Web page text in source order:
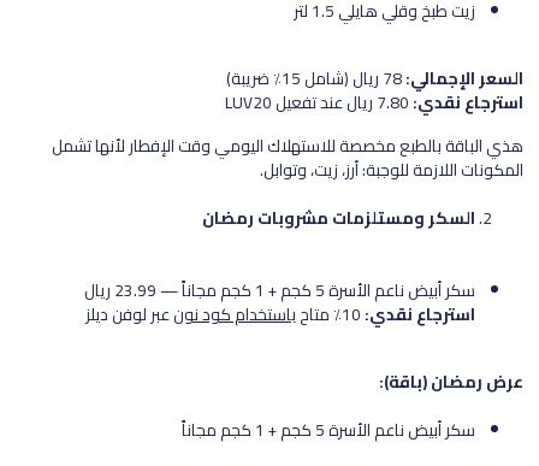
زيت طبخ وقلي هايلي 1.5 لتر
السعر الإجمالي:78 ريال (شامل 15٪ ضريبة)
استرجاع نقدي:
هذي الباقة بالطبع مخصصة للاستهلاك اليومي وقت الإفطار لأنها تشمل
المكونات اللازمة للوجبة: أرز، زيت، وتوابل.
السكر ومستلزمات مشروبات رمضان
سكر أبيض ناعم الأسرة 5 كجم + 1 كجم مجاناً — 23.99 ريال
استرجاع نقدي: باستخدام كود نونعبر لوفن ديلز
عرض رمضان (باقة):
سكر أبيض ناعم الأسرة 5 كجم + 1 كجم مجاناً